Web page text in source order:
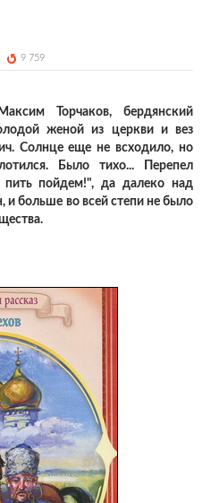
9 759
Торчаков, бердянский
женой из церкви и вез
Солнце еще не всходило, но
Было тихо... Перепел
пойдем!", да далеко над
и больше во всей степи не было